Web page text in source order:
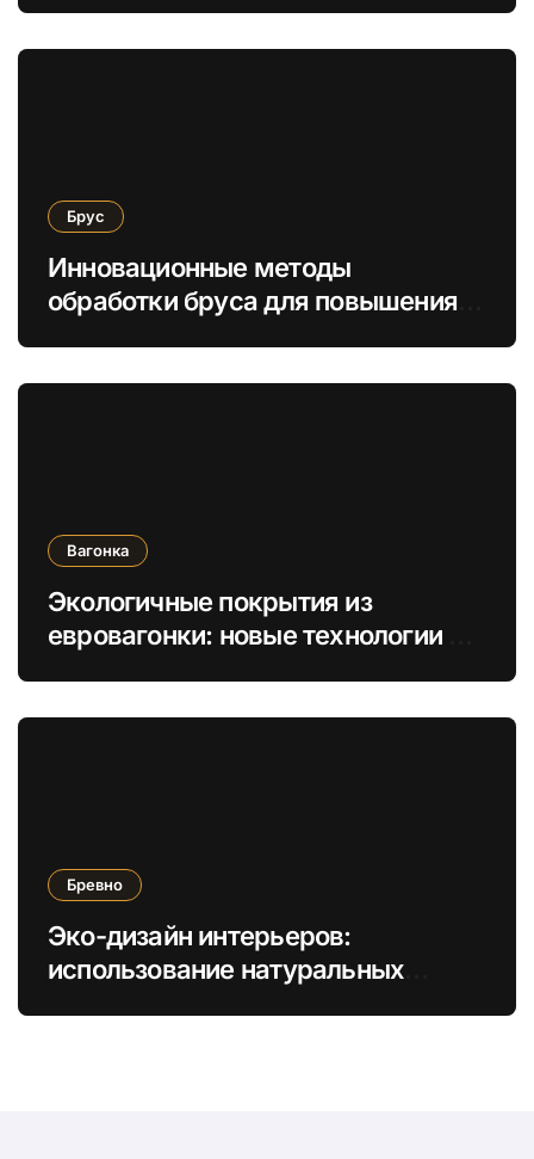
Брус
Инновационные методы
обработки бруса для повышения
Вагонка
Экологичные покрытия из
евровагонки: новые технологии и
Бревно
Эко-дизайн интерьеров:
использование натуральных